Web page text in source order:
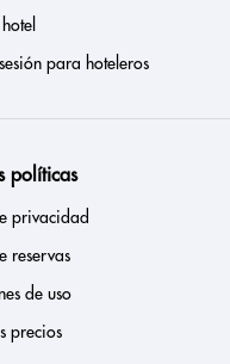
para hoteleros
políticas
privacidad
reservas
de uso
precios